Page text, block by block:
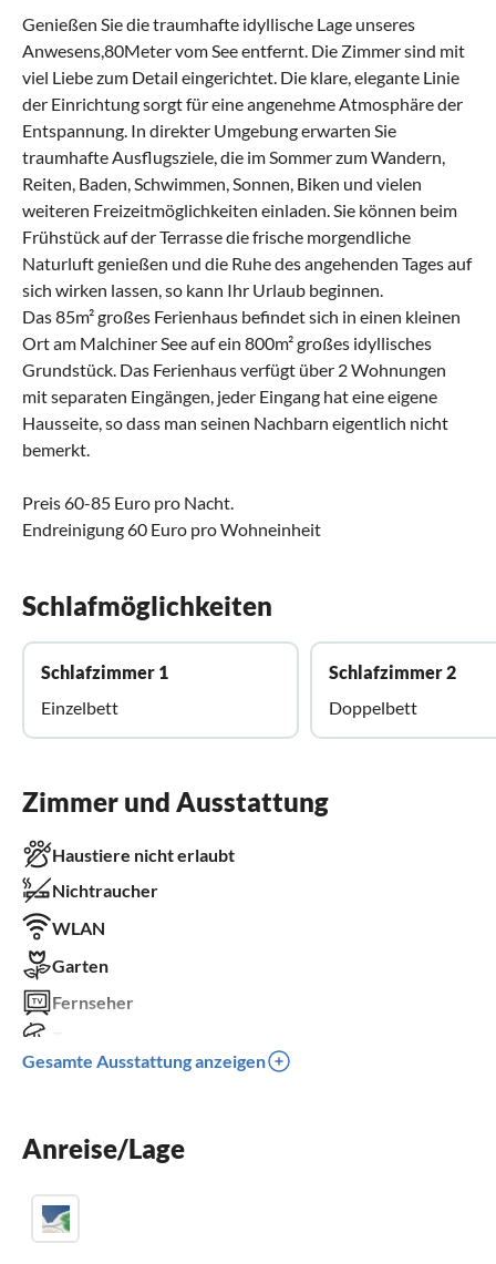
Genießen Sie die traumhafte idyllische Lage unseres
Anwesens,80Meter vom See entfernt. Die Zimmer sind mit
viel Liebe zum Detail eingerichtet. Die klare, elegante Linie
der Einrichtung sorgt für eine angenehme Atmosphäre der
Entspannung. In direkter Umgebung erwarten Sie
traumhafte Ausflugsziele, die im Sommer zum Wandern,
Reiten, Baden, Schwimmen, Sonnen, Biken und vielen
weiteren Freizeitmöglichkeiten einladen. Sie können beim
Frühstück auf der Terrasse die frische morgendliche
Naturluft genießen und die Ruhe des angehenden Tages auf
sich wirken lassen, so kann Ihr Urlaub beginnen.
Das 85m² großes Ferienhaus befindet sich in einen kleinen
Ort am Malchiner See auf ein 800m² großes idyllisches
Grundstück. Das Ferienhaus verfügt über 2 Wohnungen
mit separaten Eingängen, jeder Eingang hat eine eigene
Hausseite, so dass man seinen Nachbarn eigentlich nicht
bemerkt.
Preis 60-85 Euro pro Nacht.
Endreinigung 60 Euro pro Wohneinheit
Schlafmöglichkeiten
Schlafzimmer 1
Einzelbett
Schlafzimmer 2
Doppelbett
Zimmer und Ausstattung
Haustiere nicht erlaubt
Nichtraucher
WLAN
Garten
Fernseher
Kamin
Grill
Gesamte Ausstattung anzeigen
Anreise/Lage